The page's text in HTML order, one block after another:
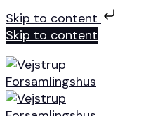
Skip to content
Skip to content